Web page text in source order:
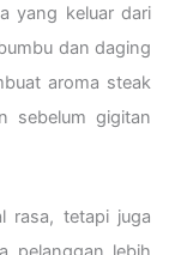
yang keluar dari
dan daging
aroma steak
sebelum gigitan
rasa, tetapi juga